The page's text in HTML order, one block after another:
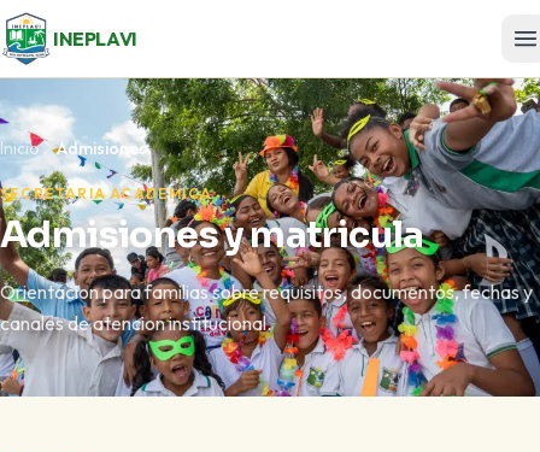
INEPLAVI
Inicio Admisiones
SECRETARIA ACADEMICA
Admisiones y matricula
Orientacion para familias sobre requisitos, documentos, fechas y
canales de atencion institucional.